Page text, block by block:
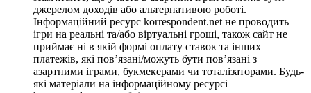
джерелом доходів або альтернативою роботі.
Інформаційний ресурс korrespondent.net не проводить
ігри на реальні та/або віртуальні гроші, також сайт не
приймає ні в якій формі оплату ставок та інших
платежів, які пов’язані/можуть бути пов’язані з
азартними іграми, букмекерами чи тоталізаторами. Будь-
які матеріали на інформаційному ресурсі